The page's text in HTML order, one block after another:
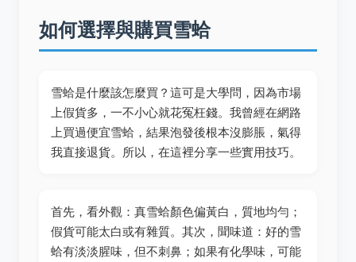
如何選擇與購買雪蛤
雪蛤是什麼該怎麼買？這可是大學問，因為市場
上假貨多，一不小心就花冤枉錢。我曾經在網路
上買過便宜雪蛤，結果泡發後根本沒膨脹，氣得
我直接退貨。所以，在這裡分享一些實用技巧。
首先，看外觀：真雪蛤顏色偏黃白，質地均勻；
假貨可能太白或有雜質。其次，聞味道：好的雪
蛤有淡淡腥味，但不刺鼻；如果有化學味，可能